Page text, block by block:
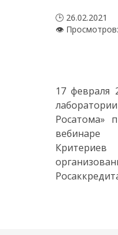
🕒 26.02.2021
👁
17 февраля
Росатома»
вебинаре
Критериев